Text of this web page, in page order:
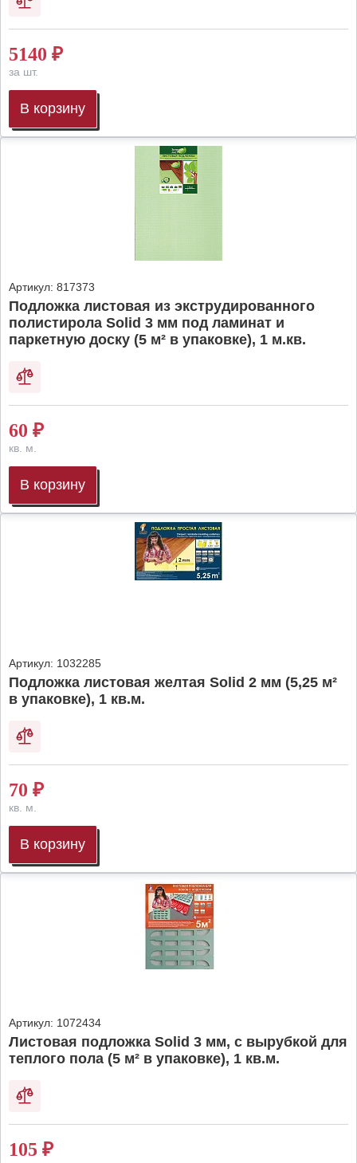
5140 ₽
за шт.
В корзину
Артикул: 817373
Подложка листовая из экструдированного
полистирола Solid 3 мм под ламинат и
паркетную доску (5 м² в упаковке), 1 м.кв.
60 ₽
кв. м.
В корзину
Артикул: 1032285
Подложка листовая желтая Solid 2 мм (5,25 м²
в упаковке), 1 кв.м.
70 ₽
кв. м.
В корзину
Артикул: 1072434
Листовая подложка Solid 3 мм, с вырубкой для
теплого пола (5 м² в упаковке), 1 кв.м.
105 ₽